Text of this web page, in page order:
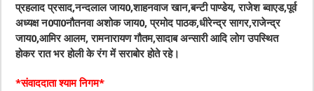
प्रहलाद प्रसाद,नन्दलाल जाय0,शाहनवाज खान,बन्टी पाण्डेय, राजेश ब्वाएड,पूर्व
अध्यक्ष न0पा0नौतनवा अशोक जाय0, प्रमोद पाठक,धीरेन्द्र सागर,राजेन्द्र
जाय0,आमिर आलम, रामनारायण गौतम,सादाब अन्सारी आदि लोग उपस्थित
होकर रात भर होली के रंग में सराबोर होते रहे।
*संवाददाता श्याम निगम*